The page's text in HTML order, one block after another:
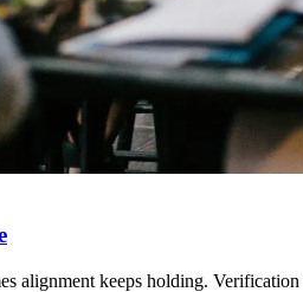
alignment keeps holding.